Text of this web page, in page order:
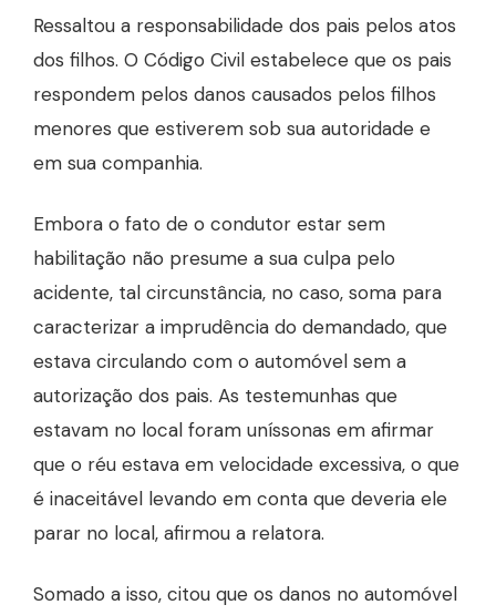
Ressaltou a responsabilidade dos pais pelos atos
dos filhos. O Código Civil estabelece que os pais
respondem pelos danos causados pelos filhos
menores que estiverem sob sua autoridade e
em sua companhia.
Embora o fato de o condutor estar sem
habilitação não presume a sua culpa pelo
acidente, tal circunstância, no caso, soma para
caracterizar a imprudência do demandado, que
estava circulando com o automóvel sem a
autorização dos pais. As testemunhas que
estavam no local foram uníssonas em afirmar
que o réu estava em velocidade excessiva, o que
é inaceitável levando em conta que deveria ele
parar no local, afirmou a relatora.
Somado a isso, citou que os danos no automóvel